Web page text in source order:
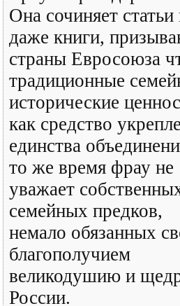
Она сочиняет статьи
даже книги,
страны Евросоюза
традиционные
исторические
как средство
единства
то же время фрау не
уважает
семейных предков,
немало обязанных
благополучием
великодушию и
России.